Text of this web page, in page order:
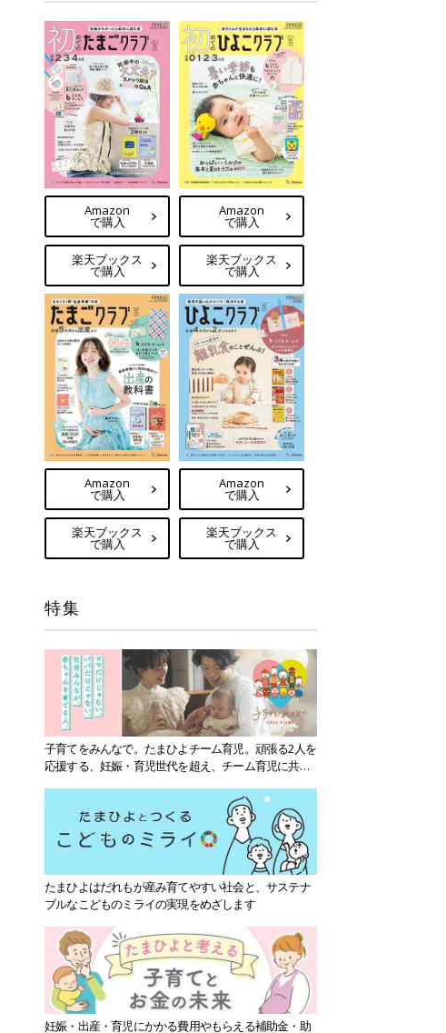
Amazon
で購入
楽天ブックス
で購入
Amazon
で購入
楽天ブックス
で購入
Amazon
で購入
楽天ブックス
で購入
Amazon
で購入
楽天ブックス
で購入
特集
子育てをみんなで。たまひよチーム育児。頑張る2人を
応援する、妊娠・育児世代を超え、チーム育児に共感
たまひよはだれもが産み育てやすい社会と、サステナ
ブルなこどものミライの実現をめざします
妊娠・出産・育児にかかる費用やもらえる補助金・助